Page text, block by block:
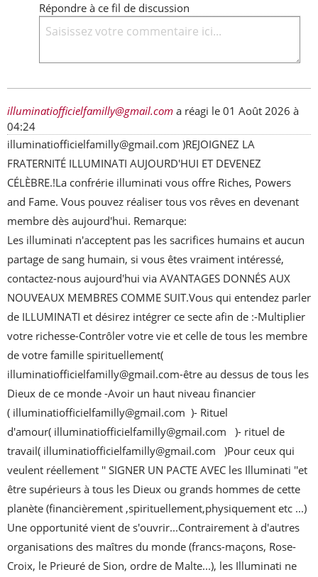
Répondre à ce fil de discussion
illuminatiofficielfamilly@gmail.com a réagi le 01 Août 2026 à
04:24
illuminatiofficielfamilly@gmail.com )REJOIGNEZ LA
FRATERNITÉ ILLUMINATI AUJOURD'HUI ET DEVENEZ
CÉLÈBRE.!La confrérie illuminati vous offre Riches, Powers
and Fame. Vous pouvez réaliser tous vos rêves en devenant
membre dès aujourd'hui. Remarque:
Les illuminati n'acceptent pas les sacrifices humains et aucun
partage de sang humain, si vous êtes vraiment intéressé,
contactez-nous aujourd'hui via AVANTAGES DONNÉS AUX
NOUVEAUX MEMBRES COMME SUIT.Vous qui entendez parler
de ILLUMINATI et désirez intégrer ce secte afin de :-Multiplier
votre richesse-Contrôler votre vie et celle de tous les membre
de votre famille spirituellement(
illuminatiofficielfamilly@gmail.com-être au dessus de tous les
Dieux de ce monde -Avoir un haut niveau financier
( illuminatiofficielfamilly@gmail.com  )- Rituel
d'amour( illuminatiofficielfamilly@gmail.com   )- rituel de
travail( illuminatiofficielfamilly@gmail.com   )Pour ceux qui
veulent réellement '' SIGNER UN PACTE AVEC les Illuminati ''et
être supérieurs à tous les Dieux ou grands hommes de cette
planète (financièrement ,spirituellement,physiquement etc ...)
Une opportunité vient de s'ouvrir...Contrairement à d'autres
organisations des maîtres du monde (francs-maçons, Rose-
Croix, le Prieuré de Sion, ordre de Malte...), les Illuminati ne